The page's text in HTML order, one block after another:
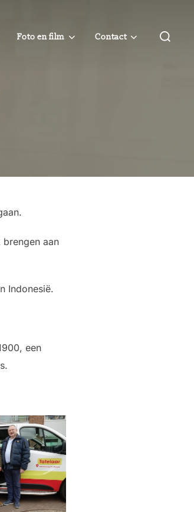
Foto en film Contact
Zoek
aan
Indonesië.
een